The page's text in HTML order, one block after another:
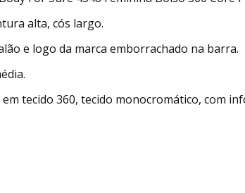
alta, cós largo.
e logo da marca emborrachado na barra.
tecido 360, tecido monocromático, com